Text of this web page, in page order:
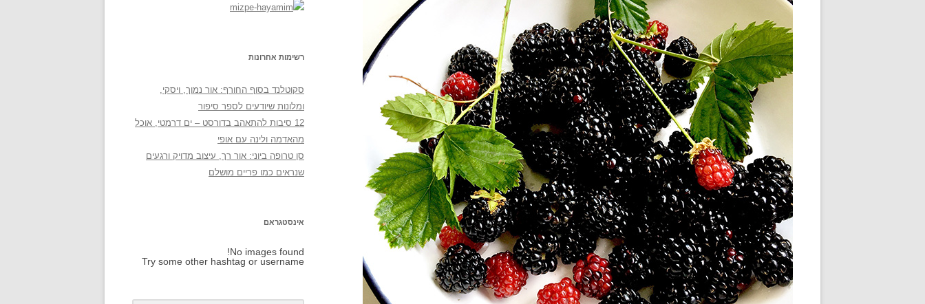
רשימות אחרונות
סקוטלנד בסוף החורף: אור נמוך, ויסקי,
ומלונות שיודעים לספר סיפור
12 סיבות להתאהב בדורסט – ים דרמטי, אוכל
מהאדמה ולינה עם אופי
סן טרופה ביוני: אור רך, עיצוב מדויק ורגעים
שנראים כמו פריים מושלם
אינסטגראם
No images found!
Try some other hashtag or username